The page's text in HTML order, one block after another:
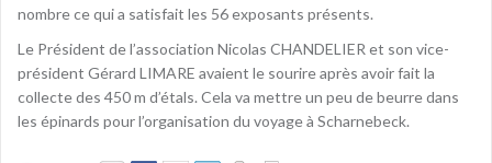
nombre ce qui a satisfait les 56 exposants présents.
Le Président de l’association Nicolas CHANDELIER et son vice-
président Gérard LIMARE avaient le sourire après avoir fait la
collecte des 450 m d’étals. Cela va mettre un peu de beurre dans
les épinards pour l’organisation du voyage à Scharnebeck.